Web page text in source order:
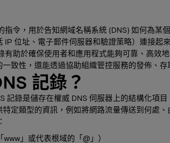
指令，用於告知網域名稱系統 (DNS) 如何為
IP 位址、電子郵件伺服器和驗證策略）連接起
有助於確保使用者和應用程式能夠可靠、高效
致性，還能透過協助組織管控服務的發佈、
記錄？
記錄是儲存在權威 DNS 伺服器上的結構化項
定類型的資訊，例如將網路流量傳送到何處
」或代表根域的「@」）